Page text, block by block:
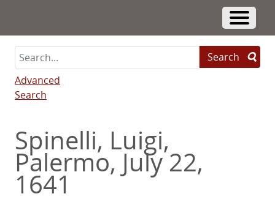
main
content
Toggle
Search
Advanced
Search
Spinelli, Luigi,
Palermo, July 22,
1641